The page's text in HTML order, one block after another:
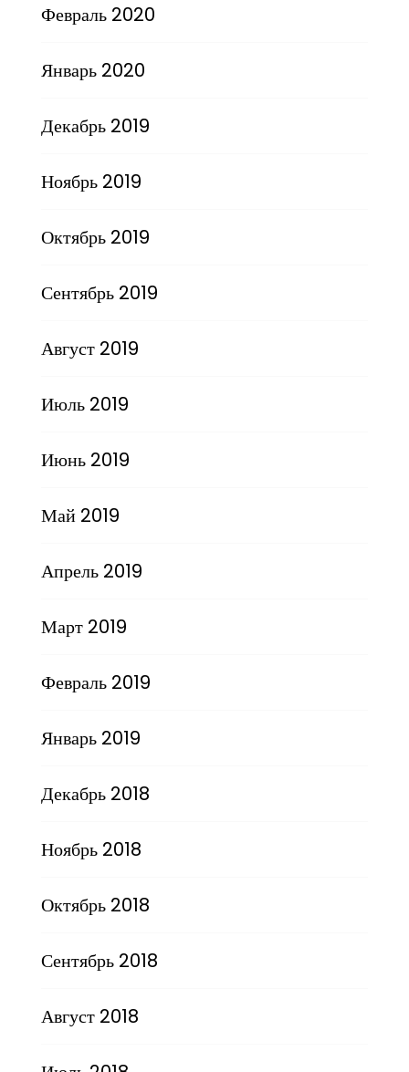
Февраль 2020
Январь 2020
Декабрь 2019
Ноябрь 2019
Октябрь 2019
Сентябрь 2019
Август 2019
Июль 2019
Июнь 2019
Май 2019
Апрель 2019
Март 2019
Февраль 2019
Январь 2019
Декабрь 2018
Ноябрь 2018
Октябрь 2018
Сентябрь 2018
Август 2018